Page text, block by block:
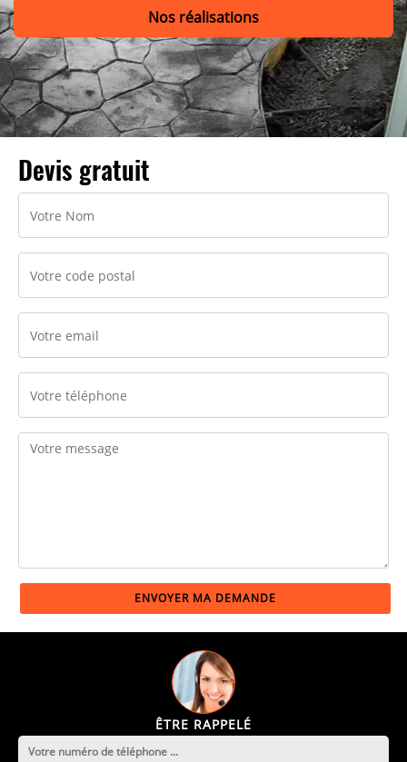
Nos réalisations
Devis gratuit
ÊTRE RAPPELÉ